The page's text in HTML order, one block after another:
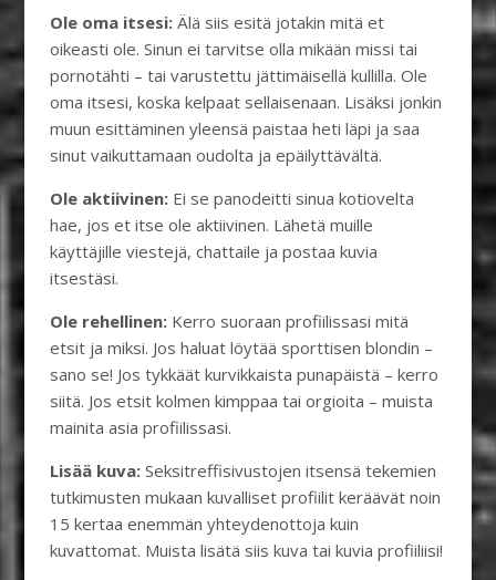
Ole oma itsesi:Älä siis esitä jotakin mitä et
oikeasti ole. Sinun ei tarvitse olla mikään missi tai
pornotähti – tai varustettu jättimäisellä kullilla. Ole
oma itsesi, koska kelpaat sellaisenaan. Lisäksi jonkin
muun esittäminen yleensä paistaa heti läpi ja saa
sinut vaikuttamaan oudolta ja epäilyttävältä.
Ole aktiivinen:Ei se panodeitti sinua kotiovelta
hae, jos et itse ole aktiivinen. Lähetä muille
käyttäjille viestejä, chattaile ja postaa kuvia
itsestäsi.
Ole rehellinen:Kerro suoraan profiilissasi mitä
etsit ja miksi. Jos haluat löytää sporttisen blondin –
sano se! Jos tykkäät kurvikkaista punapäistä – kerro
siitä. Jos etsit kolmen kimppaa tai orgioita – muista
mainita asia profiilissasi.
Lisää kuva:Seksitreffisivustojen itsensä tekemien
tutkimusten mukaan kuvalliset profiilit keräävät noin
15 kertaa enemmän yhteydenottoja kuin
kuvattomat. Muista lisätä siis kuva tai kuvia profiiliisi!